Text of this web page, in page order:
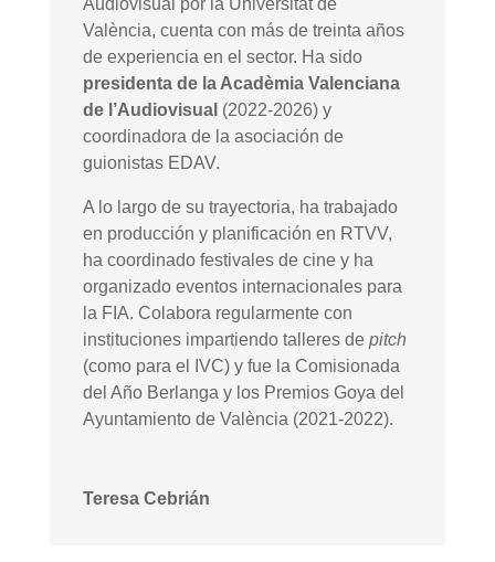
València, cuenta con más de treinta años
de experiencia en el sector. Ha sido
presidenta de la Acadèmia Valenciana
de l’Audiovisual (2022-2026) y
coordinadora de la asociación de
guionistas EDAV.
A lo largo de su trayectoria, ha trabajado
en producción y planificación en RTVV,
ha coordinado festivales de cine y ha
organizado eventos internacionales para
la FIA. Colabora regularmente con
instituciones impartiendo talleres de pitch
(como para el IVC) y fue la Comisionada
del Año Berlanga y los Premios Goya del
Ayuntamiento de València (2021-2022).
Teresa Cebrián